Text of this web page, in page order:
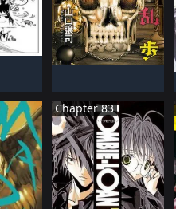
NHậT BảN
Đã HOàN THàNH
Chapter 83